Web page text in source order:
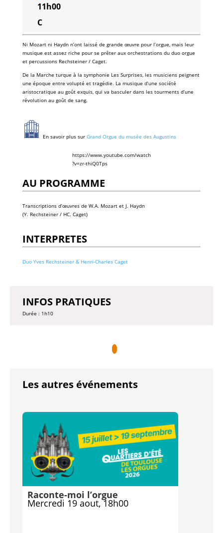
11h00
C
Ni Mozartni Haydnn’ont laissé de grande œuvre pour l’orgue, mais leur
musique est assez riche pour se prêter aux orchestrations du duo orgue
et percussions Rechsteiner/ Caget.
De la Marche turque à la symphonie Les Surprises, les musiciens peignent
une époque entre volupté et tragédie. La musique d’une société
aristocratique au goût exquis, qui va basculer dans les tourments d’une
révolution au goût de sang.
En savoir plus sur Grand Orgue du musée des Augustins
https://www.youtube.com/watch
?v=zr-thiQ0Tps
AU PROGRAMME
Transcriptions d’œuvres de W.A. Mozart et J. Haydn
(Y. Rechsteiner / HC. Caget)
INTERPRETES
Duo Yves Rechsteiner & Henri-Charles Caget
INFOS PRATIQUES
Durée : 1h10
Les autres événements
Raconte-moi l’orgue
Mercredi 19 aout, 18h00